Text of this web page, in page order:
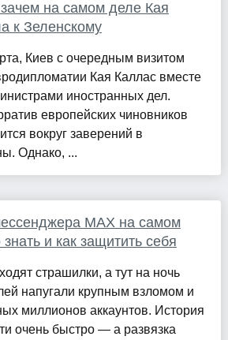
на самом деле Кая
к Зеленскому
Киев с очередным визитом
Кая Каллас вместе
иностранных дел.
европейских чиновников
вокруг заверений в
Однако, ...
MAX на самом
и как защитить себя
страшилки, а тут на ночь
напугали крупным взломом и
миллионов аккаунтов. История
очень быстро — а развязка